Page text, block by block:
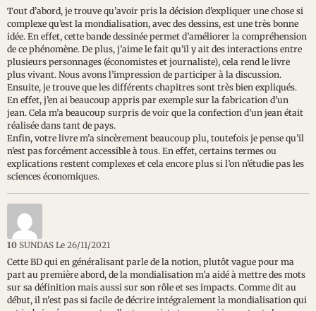
Tout d’abord, je trouve qu’avoir pris la décision d’expliquer une chose si
complexe qu’est la mondialisation, avec des dessins, est une très bonne
idée. En effet, cette bande dessinée permet d’améliorer la compréhension
de ce phénomène. De plus, j’aime le fait qu’il y ait des interactions entre
plusieurs personnages (économistes et journaliste), cela rend le livre
plus vivant. Nous avons l’impression de participer à la discussion.
Ensuite, je trouve que les différents chapitres sont très bien expliqués.
En effet, j’en ai beaucoup appris par exemple sur la fabrication d’un
jean. Cela m’a beaucoup surpris de voir que la confection d’un jean était
réalisée dans tant de pays.
Enfin, votre livre m’a sincèrement beaucoup plu, toutefois je pense qu’il
n’est pas forcément accessible à tous. En effet, certains termes ou
explications restent complexes et cela encore plus si l’on n’étudie pas les
sciences économiques.
10 SUNDAS Le 26/11/2021
​Cette BD qui en généralisant parle de la notion, plutôt vague pour ma
part au première abord, de la mondialisation m'a aidé à mettre des mots
sur sa définition mais aussi sur son rôle et ses impacts. Comme dit au
début, il n'est pas si facile de décrire intégralement la mondialisation qui